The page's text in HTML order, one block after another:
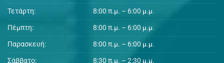
Τετάρτη:
8:00 π.μ. – 6:00 μ.μ.
Πέμπτη:
8:00 π.μ. – 6:00 μ.μ.
Παρασκευή:
8:00 π.μ. – 6:00 μ.μ.
Σάββατο:
8:30 π.μ. – 2:30 μ.μ.